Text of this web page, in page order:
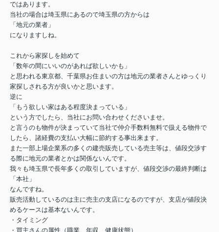
ではあります。
当社の場合は埼玉県にあるので埼玉県の方からは
「地元の業者」
になりますしね。
これから家探しを始めて
「数年の間にいいのがあれば欲しいかも」
と思われる東京都、千葉県お住まいの方は地元の業者さんとゆっくり
家探しされる方が良いかと思います。
逆に
「もう欲しい家はある程度決まっている」
という方でしたら、当社にお問い合わせくださいませ。
と言うのも物件が決まっていて当社で仲介手数料無料で扱える物件で
したら、諸経費の支払い大幅に節約する事出来ます。
また一部上場企業系の多くの建売販売している売主等は、値段交渉す
る際に地元の業者とかは関係ないんです。
我々も埼玉県で長年多くの取引していますが、値段交渉の最終判断は
「本社」
なんですね。
販売活動しているのは主に売主の支店になるのですが、支店が値段決
めるケースは基本ないんです。
・タイミング
・買主さんの属性（職業、年収、健康状態）